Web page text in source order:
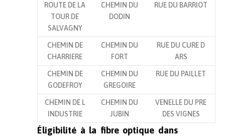
ROUTE DE LA
TOUR DE
SALVAGNY
CHEMIN DU
DODIN
RUE DU BARRIOT
CHEMIN DE
CHARRIERE
CHEMIN DU
FORT
RUE DU CURE D
ARS
CHEMIN DE
GODEFROY
CHEMIN DU
GREGOIRE
RUE DU PAILLET
CHEMIN DE L
INDUSTRIE
CHEMIN DU
JUBIN
VENELLE DU PRE
DES VIGNES
Éligibilité à la fibre optique dans